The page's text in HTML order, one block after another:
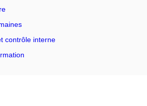
contrôle interne